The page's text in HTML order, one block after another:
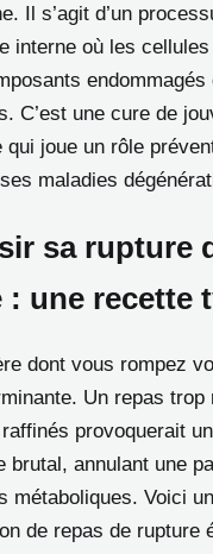
Il s’agit d’un
interne où les
endommagés
C’est une cure de
qui joue un rôle
maladies
sa rupture
: une recette
dont vous rompez
Un repas trop
provoquerait
brutal, annulant une
métaboliques. Voici
de repas de rupture